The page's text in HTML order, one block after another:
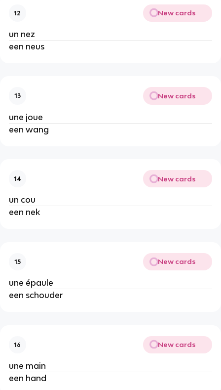
12 New cards
un nez
een neus
13 New cards
une joue
een wang
14 New cards
un cou
een nek
15 New cards
une épaule
een schouder
16 New cards
une main
een hand